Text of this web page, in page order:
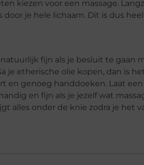
kiezen voor een massage.
je hele lichaam. Dit is dus
fijn als je besluit te gaan
etherische olie kopen, dan is
en genoeg handdoeken. Laat
en fijn als je jezelf wat
alles onder de knie zodra je het